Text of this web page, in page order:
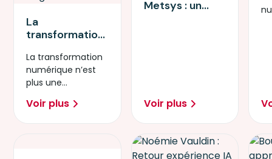
La
transformation
réalité
quotidienne
pour les PME
européennes
La transformation
numérique n’est
plus une
lointaine : elle est
devenue une
Voir plus
Metsys : un
Voir plus